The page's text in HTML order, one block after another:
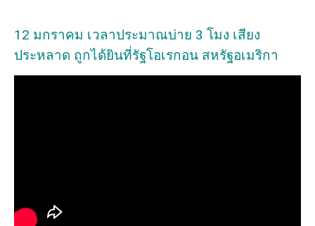
12 มกราคม เวลาประมาณบ่าย 3 โมง เสียง
ประหลาด ถูกได้ยินที่รัฐโอเรกอน สหรัฐอเมริกา